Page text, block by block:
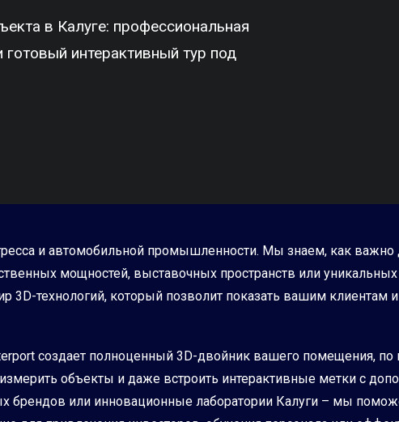
в Калуге: профессиональная
интерактивный тур под
и автомобильной промышленности. Мы знаем, как
мощностей, выставочных пространств или
технологий, который позволит показать вашим клиентам и
создает полноценный 3D-двойник вашего помещения,
объекты и даже встроить интерактивные метки с
брендов или инновационные лаборатории Калуги – мы